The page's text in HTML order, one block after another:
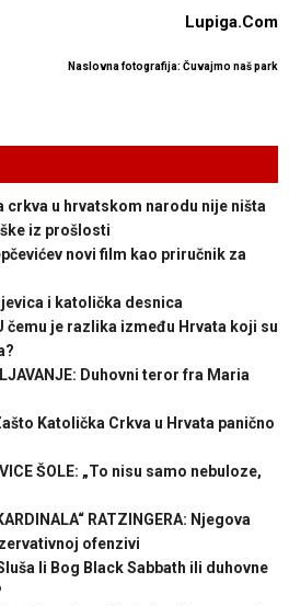
Lupiga.Com
Naslovna fotografija: Čuvajmo naš park
crkva u hrvatskom narodu nije ništa
iz prošlosti
novi film kao priručnik za
ljevica i katolička desnica
U čemu je razlika između Hrvata koji su
Duhovni teror fra Maria
Katolička Crkva u Hrvata panično
ŠOLE: „To nisu samo nebuloze,
RATZINGERA: Njegova
ofenzivi
Sluša li Bog Black Sabbath ili duhovne